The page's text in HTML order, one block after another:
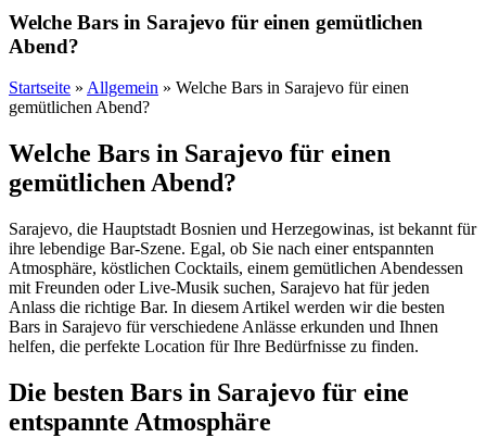
Welche Bars in Sarajevo für einen gemütlichen
Abend?
Startseite » Allgemein » Welche Bars in Sarajevo für einen
gemütlichen Abend?
Welche Bars in Sarajevo für einen
gemütlichen Abend?
Sarajevo, die Hauptstadt Bosnien und Herzegowinas, ist bekannt für
ihre lebendige Bar-Szene. Egal, ob Sie nach einer entspannten
Atmosphäre, köstlichen Cocktails, einem gemütlichen Abendessen
mit Freunden oder Live-Musik suchen, Sarajevo hat für jeden
Anlass die richtige Bar. In diesem Artikel werden wir die besten
Bars in Sarajevo für verschiedene Anlässe erkunden und Ihnen
helfen, die perfekte Location für Ihre Bedürfnisse zu finden.
Die besten Bars in Sarajevo für eine
entspannte Atmosphäre